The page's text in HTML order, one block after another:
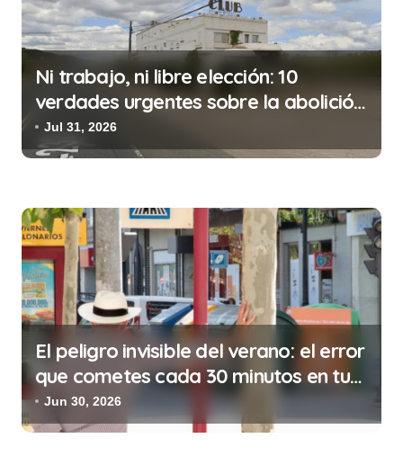
n
d
e
n
a
d
a
s
Ni trabajo, ni libre elección: 10
verdades urgentes sobre la abolición
de la prostitución
Jul 31, 2026
El peligro invisible del verano: el error
que cometes cada 30 minutos en tu
trabajo (y la ilegalidad que te puede
costar la vida)
Jun 30, 2026